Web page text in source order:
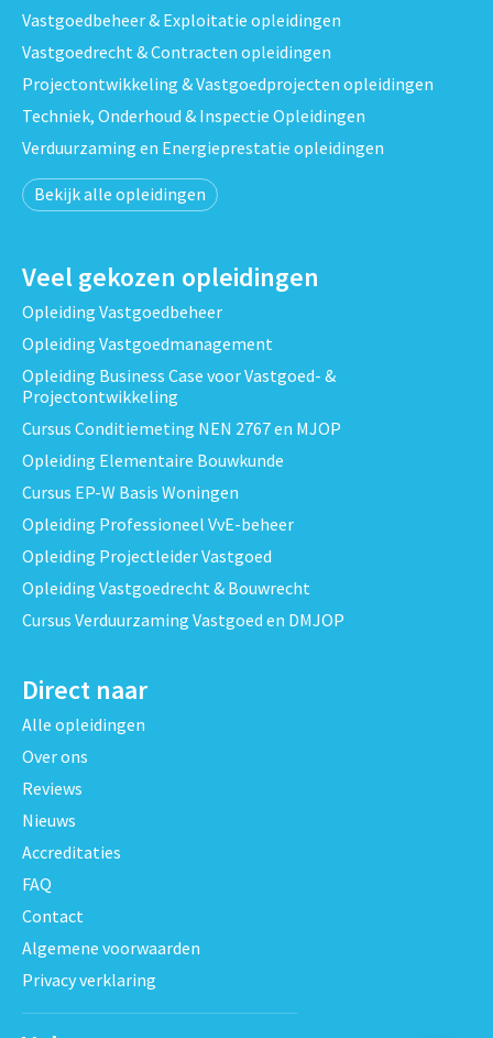
Vastgoedbeheer & Exploitatie opleidingen
Vastgoedrecht & Contracten opleidingen
Projectontwikkeling & Vastgoedprojecten opleidingen
Techniek, Onderhoud & Inspectie Opleidingen
Verduurzaming en Energieprestatie opleidingen
Bekijk alle opleidingen
Veel gekozen opleidingen
Opleiding Vastgoedbeheer
Opleiding Vastgoedmanagement
Opleiding Business Case voor Vastgoed- &
Projectontwikkeling
Cursus Conditiemeting NEN 2767 en MJOP
Opleiding Elementaire Bouwkunde
Cursus EP-W Basis Woningen
Opleiding Professioneel VvE-beheer
Opleiding Projectleider Vastgoed
Opleiding Vastgoedrecht & Bouwrecht
Cursus Verduurzaming Vastgoed en DMJOP
Direct naar
Alle opleidingen
Over ons
Reviews
Nieuws
Accreditaties
FAQ
Contact
Algemene voorwaarden
Privacy verklaring